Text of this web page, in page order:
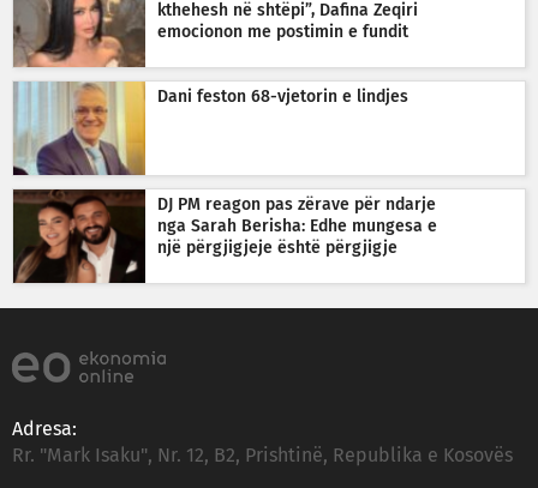
kthehesh në shtëpi”, Dafina Zeqiri
emocionon me postimin e fundit
Dani feston 68-vjetorin e lindjes
DJ PM reagon pas zërave për ndarje
nga Sarah Berisha: Edhe mungesa e
një përgjigjeje është përgjigje
Adresa:
Rr. "Mark Isaku", Nr. 12, B2, Prishtinë, Republika e Kosovës